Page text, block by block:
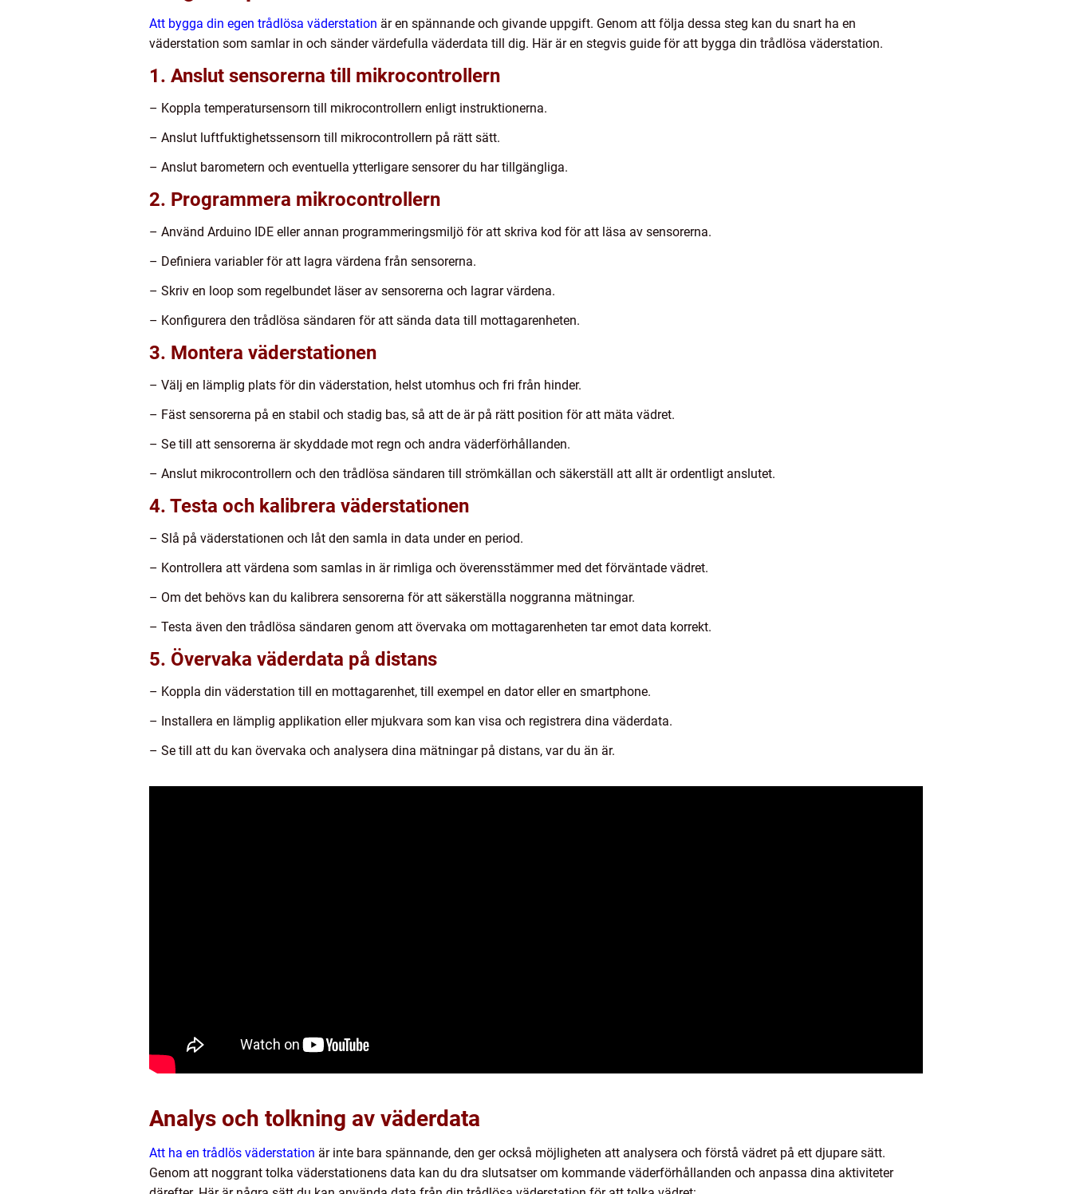
Att bygga din egen trådlösa väderstation är en spännande och givande uppgift. Genom att följa dessa steg kan du snart ha en
väderstation som samlar in och sänder värdefulla väderdata till dig. Här är en stegvis guide för att bygga din trådlösa väderstation.
1. Anslut sensorerna till mikrocontrollern
– Koppla temperatursensorn till mikrocontrollern enligt instruktionerna.
– Anslut luftfuktighetssensorn till mikrocontrollern på rätt sätt.
– Anslut barometern och eventuella ytterligare sensorer du har tillgängliga.
2. Programmera mikrocontrollern
– Använd Arduino IDE eller annan programmeringsmiljö för att skriva kod för att läsa av sensorerna.
– Definiera variabler för att lagra värdena från sensorerna.
– Skriv en loop som regelbundet läser av sensorerna och lagrar värdena.
– Konfigurera den trådlösa sändaren för att sända data till mottagarenheten.
3. Montera väderstationen
– Välj en lämplig plats för din väderstation, helst utomhus och fri från hinder.
– Fäst sensorerna på en stabil och stadig bas, så att de är på rätt position för att mäta vädret.
– Se till att sensorerna är skyddade mot regn och andra väderförhållanden.
– Anslut mikrocontrollern och den trådlösa sändaren till strömkällan och säkerställ att allt är ordentligt anslutet.
4. Testa och kalibrera väderstationen
– Slå på väderstationen och låt den samla in data under en period.
– Kontrollera att värdena som samlas in är rimliga och överensstämmer med det förväntade vädret.
– Om det behövs kan du kalibrera sensorerna för att säkerställa noggranna mätningar.
– Testa även den trådlösa sändaren genom att övervaka om mottagarenheten tar emot data korrekt.
5. Övervaka väderdata på distans
– Koppla din väderstation till en mottagarenhet, till exempel en dator eller en smartphone.
– Installera en lämplig applikation eller mjukvara som kan visa och registrera dina väderdata.
– Se till att du kan övervaka och analysera dina mätningar på distans, var du än är.
Analys och tolkning av väderdata
Att ha en trådlös väderstation är inte bara spännande, den ger också möjligheten att analysera och förstå vädret på ett djupare sätt.
Genom att noggrant tolka väderstationens data kan du dra slutsatser om kommande väderförhållanden och anpassa dina aktiviteter